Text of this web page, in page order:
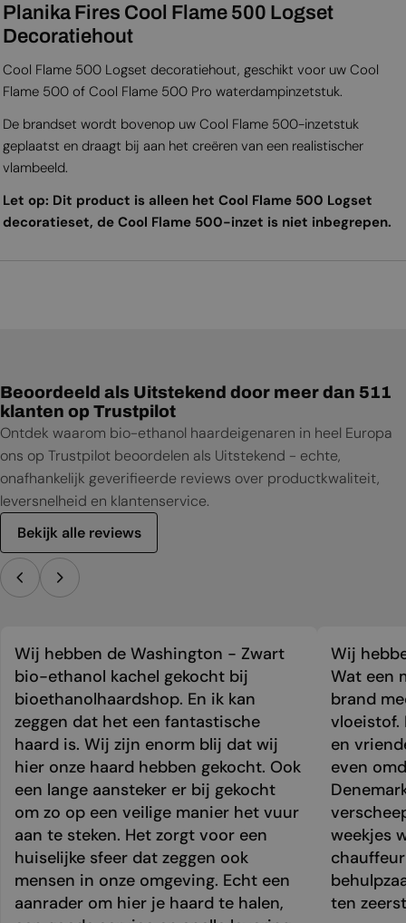
Planika Fires Cool Flame 500 Logset
Decoratiehout
Cool Flame 500 Logset decoratiehout, geschikt voor uw Cool
Flame 500 of Cool Flame 500 Pro waterdampinzetstuk.
De brandset wordt bovenop uw Cool Flame 500-inzetstuk
geplaatst en draagt bij aan het creëren van een realistischer
vlambeeld.
Let op: Dit product is alleen het Cool Flame 500 Logset
decoratieset, de Cool Flame 500-inzet is niet inbegrepen.
Beoordeeld als Uitstekend door meer dan 511
klanten op Trustpilot
Ontdek waarom bio-ethanol haardeigenaren in heel Europa
ons op Trustpilot beoordelen als Uitstekend - echte,
onafhankelijk geverifieerde reviews over productkwaliteit,
leversnelheid en klantenservice.
Bekijk alle reviews
Wij hebben de Washington - Zwart
bio-ethanol kachel gekocht bij
bioethanolhaardshop. En ik kan
zeggen dat het een fantastische
haard is. Wij zijn enorm blij dat wij
hier onze haard hebben gekocht. Ook
een lange aansteker er bij gekocht
om zo op een veilige manier het vuur
aan te steken. Het zorgt voor een
huiselijke sfeer dat zeggen ook
mensen in onze omgeving. Echt een
aanrader om hier je haard te halen,
Wij
Wat een
brand
vloeistof.
en
even
weekjes
ten